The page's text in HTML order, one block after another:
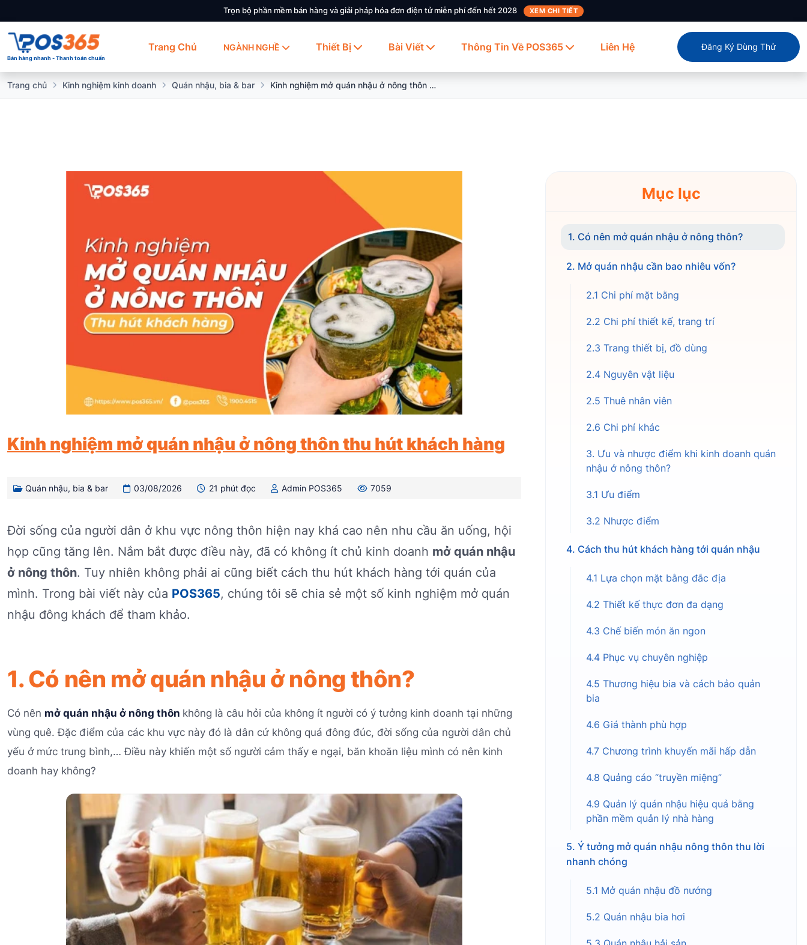
Trọn bộ phần mềm bán hàng và giải pháp hóa đơn điện tử miễn phí đến hết 2028 XEM CHI TIẾT
Bán hàng nhanh - Thanh toán chuẩn
Trang Chủ NGÀNH NGHỀ Thiết Bị Bài Viết Thông Tin Về POS365 Liên Hệ Đăng Ký Dùng Thử
Trang chủ Kinh nghiệm kinh doanh Quán nhậu, bia & bar Kinh nghiệm mở quán nhậu ở nông thôn thu hút khách hàng
Kinh nghiệm mở quán nhậu ở nông thôn thu hút khách hàng
Quán nhậu, bia & bar 03/08/2026 21 phút đọc Admin POS365 7059
Đời sống của người dân ở khu vực nông thôn hiện nay khá cao nên nhu cầu ăn uống, hội
họp cũng tăng lên. Nắm bắt được điều này, đã có không ít chủ kinh doanh mở quán nhậu
ở nông thôn. Tuy nhiên không phải ai cũng biết cách thu hút khách hàng tới quán của
mình. Trong bài viết này của POS365, chúng tôi sẽ chia sẻ một số kinh nghiệm mở quán
nhậu đông khách để tham khảo.
1. Có nên mở quán nhậu ở nông thôn?
Có nên mở quán nhậu ở nông thôn không là câu hỏi của không ít người có ý tưởng kinh doanh tại những
vùng quê. Đặc điểm của các khu vực này đó là dân cứ không quá đông đúc, đời sống của người dân chủ
yếu ở mức trung bình,… Điều này khiến một số người cảm thấy e ngại, băn khoăn liệu mình có nên kinh
doanh hay không?
Mục lục
1. Có nên mở quán nhậu ở nông thôn?
2. Mở quán nhậu cần bao nhiêu vốn?
2.1 Chi phí mặt bằng
2.2 Chi phí thiết kế, trang trí
2.3 Trang thiết bị, đồ dùng
2.4 Nguyên vật liệu
2.5 Thuê nhân viên
2.6 Chi phí khác
3. Ưu và nhược điểm khi kinh doanh quán
nhậu ở nông thôn?
3.1 Ưu điểm
3.2 Nhược điểm
4. Cách thu hút khách hàng tới quán nhậu
4.1 Lựa chọn mặt bằng đắc địa
4.2 Thiết kế thực đơn đa dạng
4.3 Chế biến món ăn ngon
4.4 Phục vụ chuyên nghiệp
4.5 Thương hiệu bia và cách bảo quản
bia
4.6 Giá thành phù hợp
4.7 Chương trình khuyến mãi hấp dẫn
4.8 Quảng cáo “truyền miệng”
4.9 Quản lý quán nhậu hiệu quả bằng
phần mềm quản lý nhà hàng
5. Ý tưởng mở quán nhậu nông thôn thu lời
nhanh chóng
5.1 Mở quán nhậu đồ nướng
5.2 Quán nhậu bia hơi